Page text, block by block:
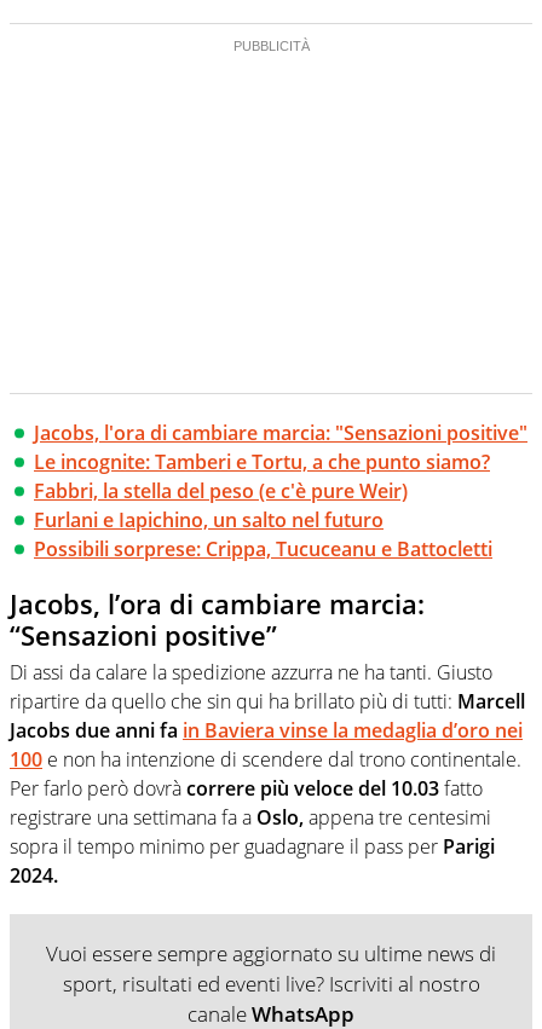
Jacobs, l'ora di cambiare marcia: "Sensazioni positive"
Le incognite: Tamberi e Tortu, a che punto siamo?
Fabbri, la stella del peso (e c'è pure Weir)
Furlani e Iapichino, un salto nel futuro
Possibili sorprese: Crippa, Tucuceanu e Battocletti
Jacobs, l’ora di cambiare marcia:
“Sensazioni positive”
Di assi da calare la spedizione azzurra ne ha tanti. Giusto
ripartire da quello che sin qui ha brillato più di tutti: Marcell
Jacobs due anni fa in Baviera vinse la medaglia d’oro nei
100 e non ha intenzione di scendere dal trono continentale.
Per farlo però dovràcorrere più veloce del 10.03fatto
registrare una settimana fa a Oslo,appena tre centesimi
sopra il tempo minimo per guadagnare il pass per Parigi
2024.
Vuoi essere sempre aggiornato su ultime news di
sport, risultati ed eventi live? Iscriviti al nostro
canaleWhatsApp